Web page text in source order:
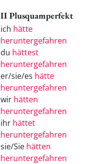
II Plusquamperfekt
ich hätte
heruntergefahren
du hättest
heruntergefahren
er/sie/es hätte
heruntergefahren
wir hätten
heruntergefahren
ihr hättet
heruntergefahren
sie/Sie hätten
heruntergefahren